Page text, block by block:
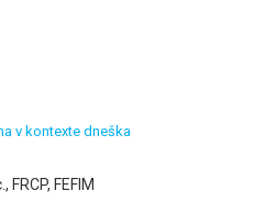
v kontexte dneška
FEFIM